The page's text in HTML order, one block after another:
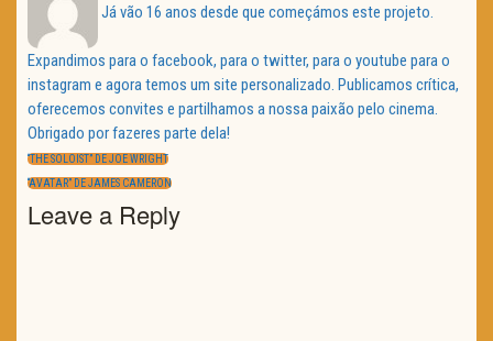
Já vão 16 anos desde que começámos este projeto.
Expandimos para o facebook, para o twitter, para o youtube para o
instagram e agora temos um site personalizado. Publicamos crítica,
oferecemos convites e partilhamos a nossa paixão pelo cinema.
Obrigado por fazeres parte dela!
Navegação
de
artigos
PREVIOUS
“THE SOLOIST” DE JOE WRIGHT
NEXT
“AVATAR” DE JAMES CAMERON
Leave a Reply